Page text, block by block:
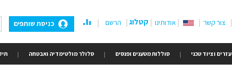
צור קשר אודותינו קטלוג
הרשם
כניסת שותפים
עזרים וציוד טכני סוללות מטענים ופנסים סלולר מולטימדיה ואבטחה